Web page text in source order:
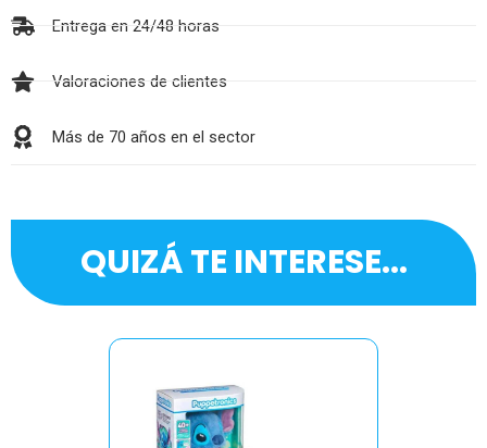
Entrega en 24/48 horas
Valoraciones de clientes
Más de 70 años en el sector
QUIZÁ TE INTERESE...